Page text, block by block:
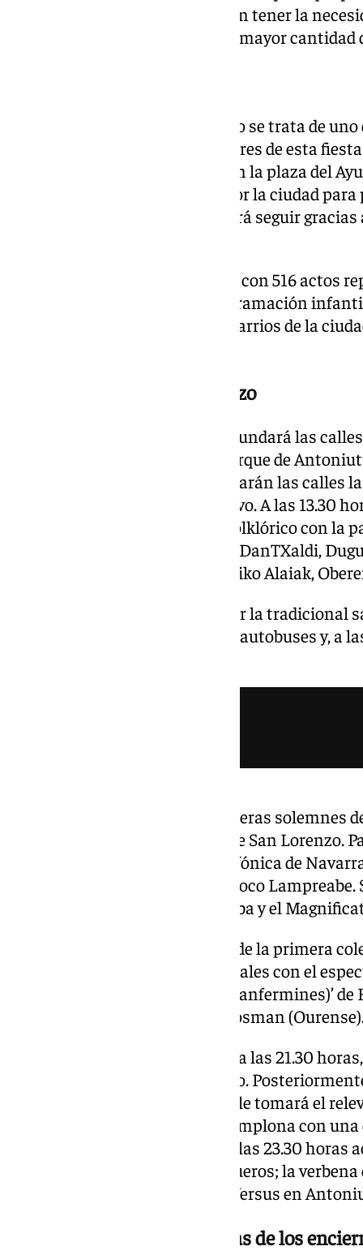
cuantas más personas mejor sin tener la
ciudad donde se concentra una mayor cantidad
Como es tradición, el Chupinazo se trata de
esperados por todos los seguidores de esta
tendrá lugar a las 12.00 horas en la plaza del
colocarán pantallas gigantes por la ciudad
puntos. En la península, se podrá seguir
Los Sanfermines 2026 cuentan con 516 actos
Este año se apuesta por la programación
la fiesta, llevando a diferentes barrios de la
Fiesta más allá del Chupinazo
Tras el Chupinazo, la música inundará las
charangas y bandas desde el parque de
plaza de San Francisco. Amenizarán las
y la banda popular Maestro Bravo. A las 13.30
acogerá el tradicional festival folklórico con la
Amaiur, Ardantzeta, Basakaitz, DanTXaldi,
Taldea, Larratz, Mikelats, Muthiko Alaiak,
Ya a las 17.00 horas tendrá lugar la tradicional
Cabezudos desde la estación de autobuses y, a
A las 20.00 horas serán las vísperas solemnes
dedicada al santo en la iglesia de San
de la Catedral y la Orquesta Sinfónica de
Capilla de la Catedral, Ricardo Zoco
Vísperas de Mariano García Zalba y el
A las 23.00 horas, será el turno de la primera
Internacional de Fuegos Artificiales con el
Sanfermíns (Con arrojo en los Sanfermines)’
Pirotecnia Fuegos Artificiales Josman
Isabel Aaiun será la encargada, a las 21.30
escenario de la Plaza del Castillo.
colección de fuegos artificiales, le tomará el
años 70 Boney M, que llega a Pamplona con
Maizie Williams. Por su parte a las 23.30 horas
el escenario de la Plaza de los Fueros; la
Plaza de la Cruz; y la Orquesta Versus en
Horarios, fechas y ganaderías de los